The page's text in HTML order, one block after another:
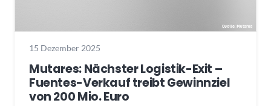
15 Dezember 2025
Mutares: Nächster Logistik-Exit –
Fuentes-Verkauf treibt Gewinnziel
von 200 Mio. Euro